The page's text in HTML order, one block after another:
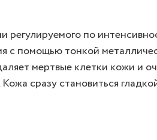
по
с помощью тонкой
мертвые клетки кожи и
сразу становиться